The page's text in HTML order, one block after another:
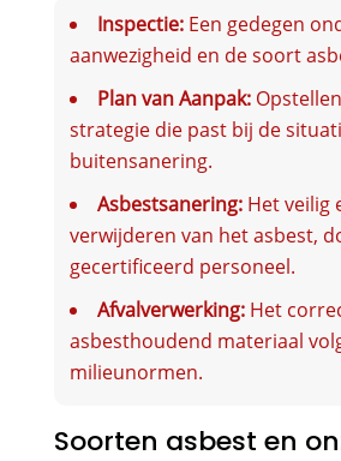
Inspectie:Een gedegen
aanwezigheid en de soort
Plan van Aanpak:
strategie die past bij de
buitensanering.
Asbestsanering:Het veilig
verwijderen van het asbest,
gecertificeerd personeel.
Afvalverwerking:Het
asbesthoudend materiaal
milieunormen.
Soorten asbest en